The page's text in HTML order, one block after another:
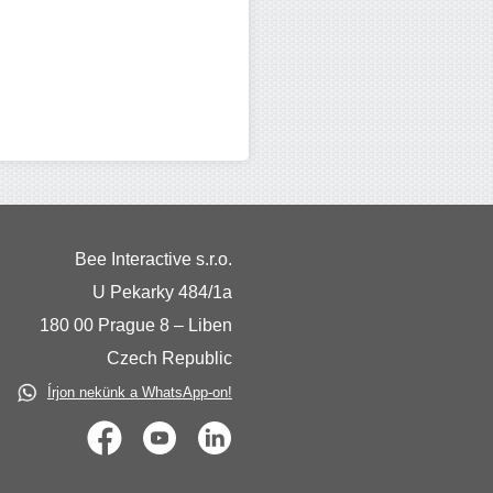
Bee Interactive s.r.o.
U Pekarky 484/1a
180 00 Prague 8 – Liben
Czech Republic
Írjon nekünk a WhatsApp-on!